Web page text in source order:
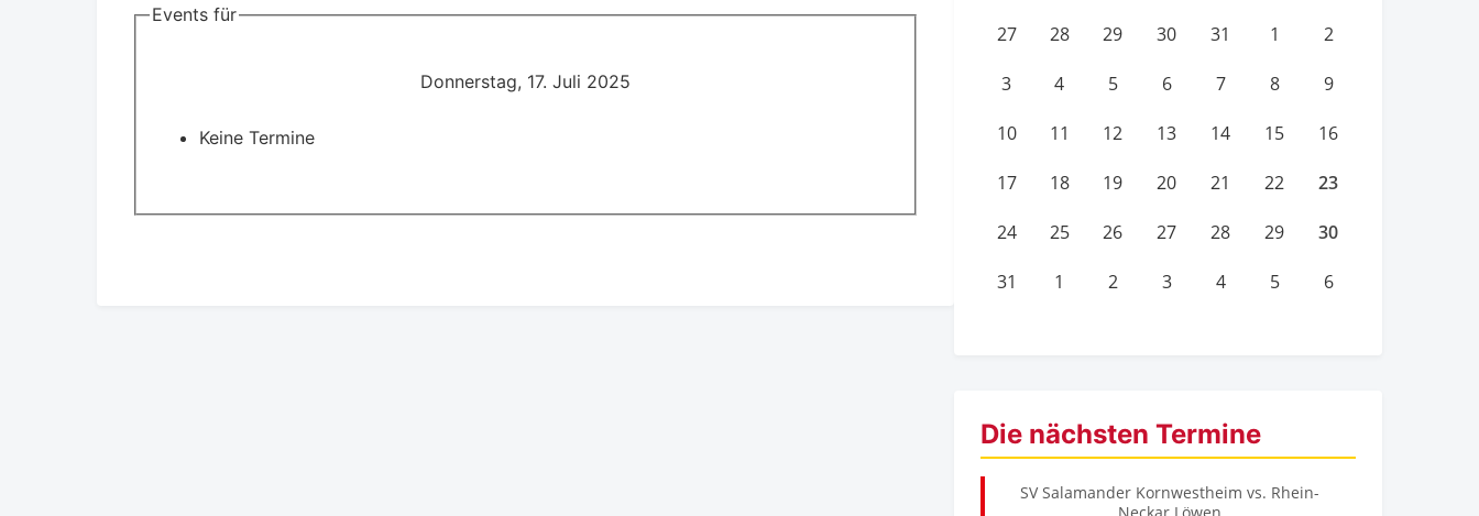
Events für
Donnerstag, 17. Juli 2025
Keine Termine
27 28 29 30 31 1 2
3 4 5 6 7 8 9
10 11 12 13 14 15 16
17 18 19 20 21 22 23
24 25 26 27 28 29 30
31 1 2 3 4 5 6
Die nächsten Termine
SV Salamander Kornwestheim vs. Rhein-